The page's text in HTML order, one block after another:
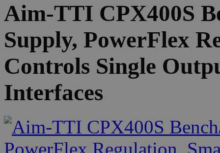
Aim-TTI CPX400S
Supply, PowerFlex
Controls Single
Interfaces